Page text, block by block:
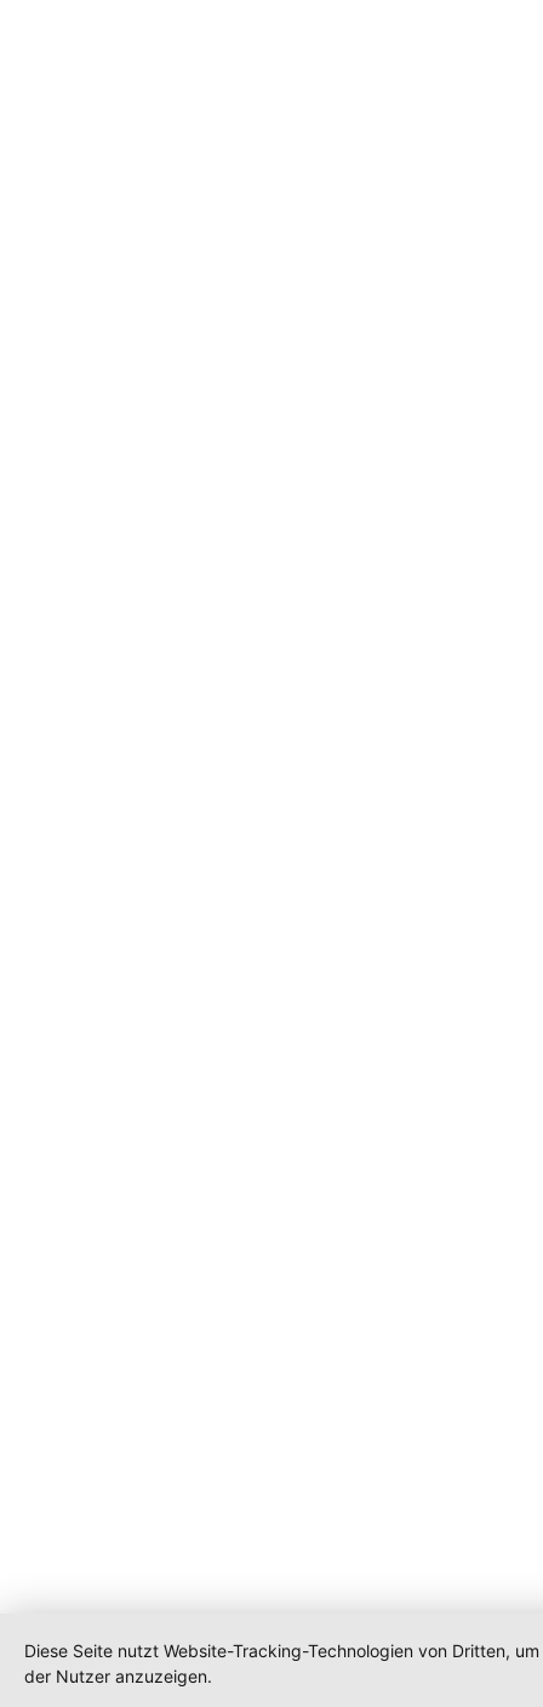
Diese Seite nutzt Website-Tracking-Technologien von Dritten,
der Nutzer anzuzeigen.